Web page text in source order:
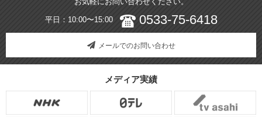
清潔な印象でかわいい
年齢 :8 歳
体型 :標準
サイズ :ぴったり
使用シーン :
使用時期 :10月
使用地域 :
平日：10:00〜15:00 0533-75-6418
メールでのお問い合わせ
メディア実績